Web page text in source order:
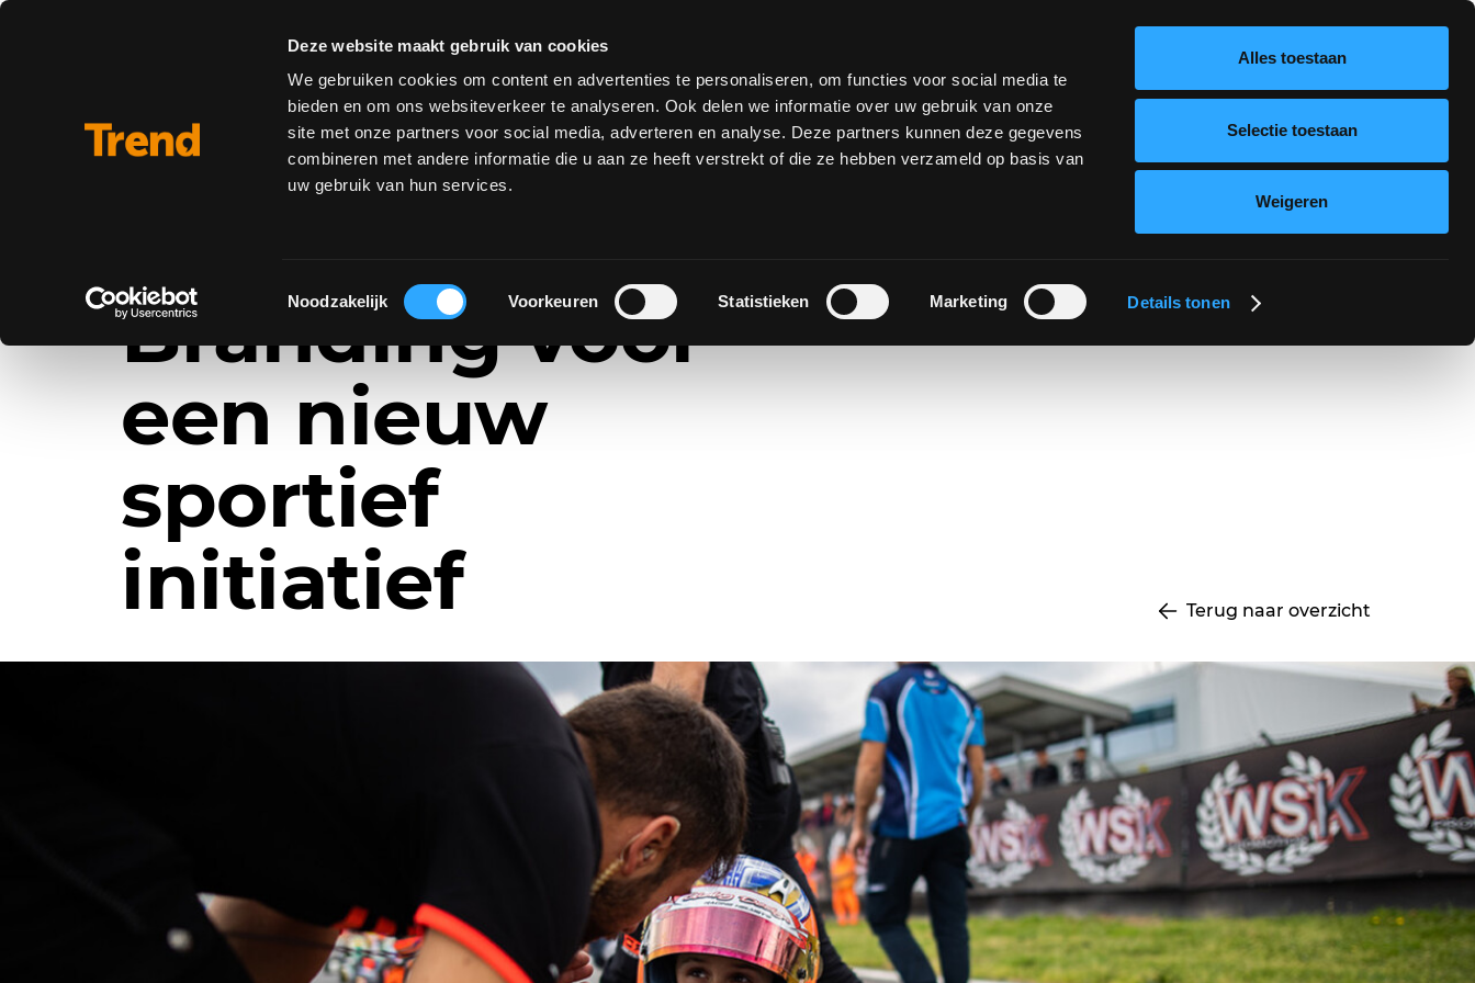
Deze website maakt gebruik van cookies
We gebruiken cookies om content en advertenties te personaliseren, om functies voor social media te
bieden en om ons websiteverkeer te analyseren. Ook delen we informatie over uw gebruik van onze
site met onze partners voor social media, adverteren en analyse. Deze partners kunnen deze gegevens
combineren met andere informatie die u aan ze heeft verstrekt of die ze hebben verzameld op basis van
uw gebruik van hun services.
Toestemmingsselectie
Noodzakelijk Voorkeuren Statistieken Marketing Details tonen
Alles toestaan
Selectie toestaan
Weigeren
Marketing+
Over ons
Branding voor
een nieuw
sportief
initiatief
Terug naar overzicht